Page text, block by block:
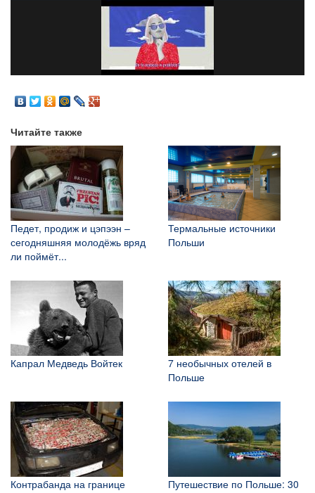
Читайте также
Педет, продиж и цэпээн –
сегодняшняя молодёжь вряд
ли поймёт...
Термальные источники
Польши
Капрал Медведь Войтек
7 необычных отелей в
Польше
Контрабанда на границе
Путешествие по Польше: 30